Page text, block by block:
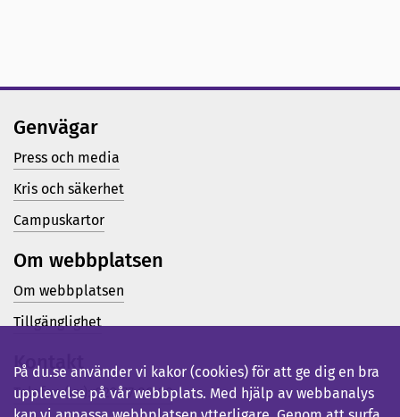
Genvägar
Press och media
Kris och säkerhet
Campuskartor
Om webbplatsen
Om webbplatsen
Tillgänglighet
Kontakt
Telefon (vx): 023-77 80 00
På du.se använder vi kakor (cookies) för att ge dig en bra
upplevelse på vår webbplats. Med hjälp av webbanalys